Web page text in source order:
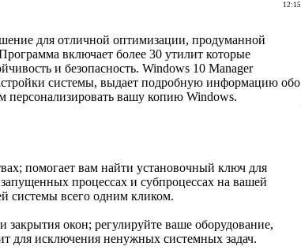
12:15
для отличной оптимизации, продуманной
включает более 30 утилит которые
и безопасность. Windows 10 Manager
системы, выдает подробную информацию обо
персонализировать вашу копию Windows.
помогает вам найти установочный ключ для
процессах и субпроцессах на вашей
системы всего одним кликом.
закрытия окон; регулируйте ваше оборудование,
для исключения ненужных системных задач.